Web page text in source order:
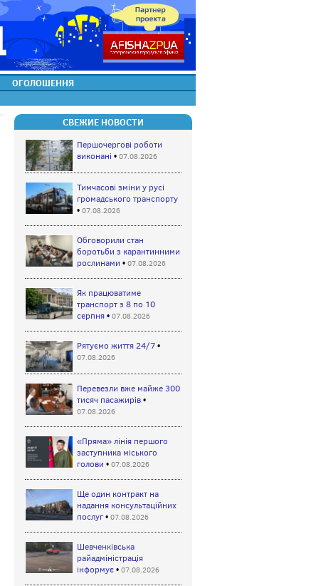
ОГОЛОШЕННЯ
СВЕЖИЕ НОВОСТИ
Першочергові роботи
виконані • 07.08.2026
Тимчасові зміни у русі
громадського транспорту
• 07.08.2026
Обговорили стан
боротьби з карантинними
рослинами • 07.08.2026
Як працюватиме
транспорт з 8 по 10
серпня• 07.08.2026
Рятуємо життя 24/7•
07.08.2026
Перевезли вже майже 300
тисяч пасажирів•
07.08.2026
«Пряма» лінія першого
заступника міського
голови • 07.08.2026
Ще один контракт на
надання консультаційних
послуг• 07.08.2026
Шевченківська
райадміністрація
інформує• 07.08.2026